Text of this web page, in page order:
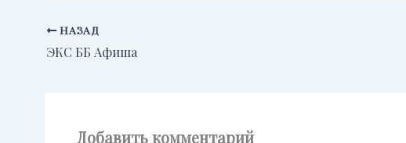
НАЗАД
ЭКС ББ Афиша
Добавить комментарий